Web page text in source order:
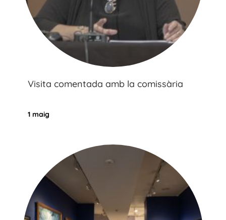
Visita comentada amb la comissària
1 maig